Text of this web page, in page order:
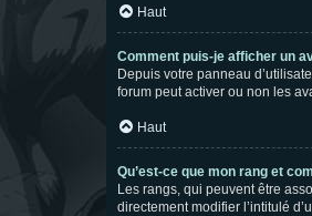
Haut
Comment puis-je afficher un
Depuis votre panneau
forum peut activer ou non les
Haut
Qu’est-ce que mon rang et
Les rangs, qui peuvent être
directement modifier l’intitulé